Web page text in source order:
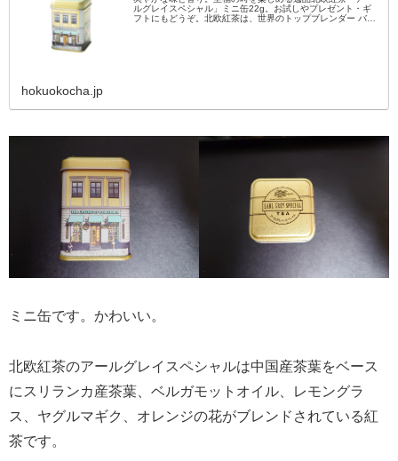
ルグレイスペシャル」ミニ缶22g。お試しやプレゼント・ギ
フトにもどうぞ。北欧紅茶は、世界のトップブレンダー バー
hokuokocha.jp
ミニ缶です。かわいい。
北欧紅茶のアールグレイスペシャルは中国産茶葉をベース
にスリランカ産茶葉、ベルガモットオイル、レモングラ
ス、ヤグルマギク、オレンジの花がブレンドされている紅
茶です。